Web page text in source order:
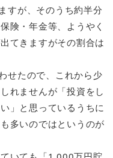
すが、そのうち約半分
険・年金等、ようやく
てきますがその割合は
せたので、これから少
れませんが「投資をし
」と思っているうちに
多いのではというのが